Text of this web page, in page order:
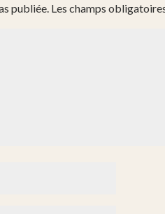
publiée. Les champs